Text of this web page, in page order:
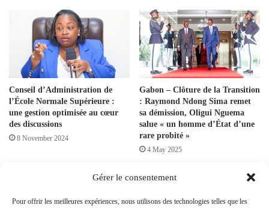
Gérer le consentement
Pour offrir les meilleures expériences, nous utilisons des technologies telles que les
Conseil d’Administration de
l’École Normale Supérieure :
une gestion optimisée au cœur
des discussions
8 November 2024
Gabon – Clôture de la Transition
: Raymond Ndong Sima remet
sa démission, Oligui Nguema
salue « un homme d’État d’une
rare probité »
4 May 2025